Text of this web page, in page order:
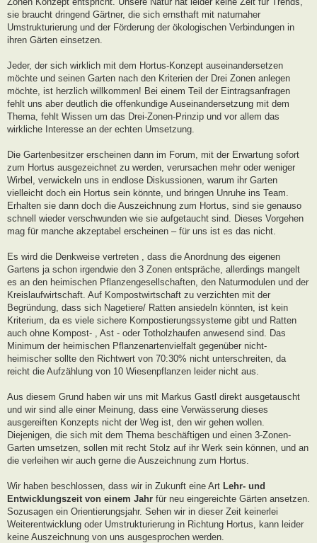
sie braucht dringend Gärtner, die sich ernsthaft mit naturnaher
Umstrukturierung und der Förderung der ökologischen Verbindungen in
ihren Gärten einsetzen.
Jeder, der sich wirklich mit dem Hortus-Konzept auseinandersetzen
möchte und seinen Garten nach den Kriterien der Drei Zonen anlegen
möchte, ist herzlich willkommen! Bei einem Teil der Eintragsanfragen
fehlt uns aber deutlich die offenkundige Auseinandersetzung mit dem
Thema, fehlt Wissen um das Drei-Zonen-Prinzip und vor allem das
wirkliche Interesse an der echten Umsetzung.
Die Gartenbesitzer erscheinen dann im Forum, mit der Erwartung sofort
zum Hortus ausgezeichnet zu werden, verursachen mehr oder weniger
Wirbel, verwickeln uns in endlose Diskussionen, warum ihr Garten
vielleicht doch ein Hortus sein könnte, und bringen Unruhe ins Team.
Erhalten sie dann doch die Auszeichnung zum Hortus, sind sie genauso
schnell wieder verschwunden wie sie aufgetaucht sind. Dieses Vorgehen
mag für manche akzeptabel erscheinen – für uns ist es das nicht.
Es wird die Denkweise vertreten , dass die Anordnung des eigenen
Gartens ja schon irgendwie den 3 Zonen entspräche, allerdings mangelt
es an den heimischen Pflanzengesellschaften, den Naturmodulen und der
Kreislaufwirtschaft. Auf Kompostwirtschaft zu verzichten mit der
Begründung, dass sich Nagetiere/ Ratten ansiedeln könnten, ist kein
Kriterium, da es viele sichere Kompostierungssysteme gibt und Ratten
auch ohne Kompost- , Ast - oder Totholzhaufen anwesend sind. Das
Minimum der heimischen Pflanzenartenvielfalt gegenüber nicht-
heimischer sollte den Richtwert von 70:30% nicht unterschreiten, da
reicht die Aufzählung von 10 Wiesenpflanzen leider nicht aus.
Aus diesem Grund haben wir uns mit Markus Gastl direkt ausgetauscht
und wir sind alle einer Meinung, dass eine Verwässerung dieses
ausgereiften Konzepts nicht der Weg ist, den wir gehen wollen.
Diejenigen, die sich mit dem Thema beschäftigen und einen 3-Zonen-
Garten umsetzen, sollen mit recht Stolz auf ihr Werk sein können, und an
die verleihen wir auch gerne die Auszeichnung zum Hortus.
Wir haben beschlossen, dass wir in Zukunft eine Art Lehr- und
Entwicklungszeit von einem Jahr für neu eingereichte Gärten ansetzen.
Sozusagen ein Orientierungsjahr. Sehen wir in dieser Zeit keinerlei
Weiterentwicklung oder Umstrukturierung in Richtung Hortus, kann leider
keine Auszeichnung von uns ausgesprochen werden.